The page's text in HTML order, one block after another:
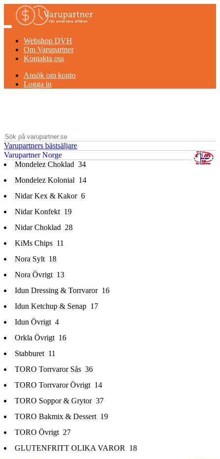
Webshop DVH
Om Varupartner
Kontakta oss
Ansök om konto
Logga in
Varupartners bästsäljare
Varupartner Norge
Mondelez Choklad 34
Mondelez Kolonial 14
Nidar Kex & Kakor 6
Nidar Konfekt 19
Nidar Choklad 28
KiMs Chips 11
Nora Sylt 18
Nora Övrigt 13
Idun Dressing & Torrvaror 16
Idun Ketchup & Senap 17
Idun Övrigt 4
Orkla Övrigt 16
Stabburet 11
TORO Torrvaror Sås 36
TORO Torrvaror Övrigt 14
TORO Soppor & Grytor 37
TORO Bakmix & Dessert 19
TORO Övrigt 27
GLUTENFRITT OLIKA VAROR
18